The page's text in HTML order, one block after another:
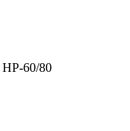
60/80